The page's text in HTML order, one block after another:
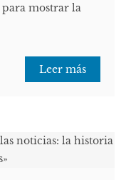
mostrar la
Leer más